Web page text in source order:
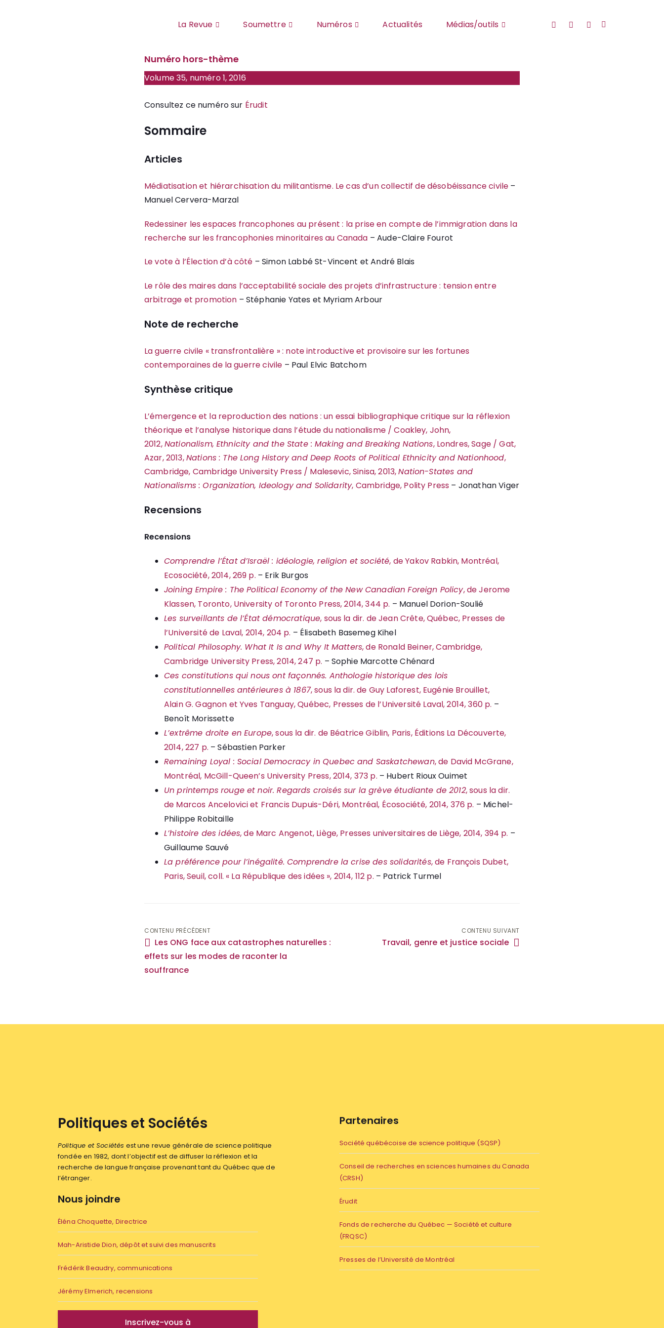
La Revue
Soumettre Numéros Actualités Médias/outils YouTubeTwitterFaceBook
Numéro hors-thème
Volume 35, numéro 1, 2016
Consultez ce numéro sur Érudit
Sommaire
Articles
Médiatisation et hiérarchisation du militantisme. Le cas d’un collectif de désobéissance civile –
Manuel Cervera-Marzal
Redessiner les espaces francophones au présent : la prise en compte de l’immigration dans la
recherche sur les francophonies minoritaires au Canada – Aude-Claire Fourot
Le vote à l’Élection d’à côté – Simon Labbé St-Vincent et André Blais
Le rôle des maires dans l’acceptabilité sociale des projets d’infrastructure : tension entre
arbitrage et promotion – Stéphanie Yates et Myriam Arbour
Note de recherche
La guerre civile « transfrontalière » : note introductive et provisoire sur les fortunes
contemporaines de la guerre civile – Paul Elvic Batchom
Synthèse critique
L’émergence et la reproduction des nations : un essai bibliographique critique sur la réflexion
théorique et l’analyse historique dans l’étude du nationalisme / Coakley, John,
2012,Nationalism, Ethnicity and the State : Making and Breaking Nations, Londres, Sage / Gat,
Azar, 2013,Nations : The Long History and Deep Roots of Political Ethnicity and Nationhood,
Cambridge, Cambridge University Press / Malesevic, Sinisa, 2013,Nation-States and
Nationalisms : Organization, Ideology and Solidarity, Cambridge, Polity Press – Jonathan Viger
Recensions
Recensions
Comprendre l’État d’Israël : idéologie, religion et société, de Yakov Rabkin, Montréal,
Ecosociété, 2014, 269 p. – Erik Burgos
Joining Empire : The Political Economy of the New Canadian Foreign Policy, de Jerome
Klassen, Toronto, University of Toronto Press, 2014, 344 p. – Manuel Dorion-Soulié
Les surveillants de l’État démocratique, sous la dir. de Jean Crête, Québec, Presses de
l’Université de Laval, 2014, 204 p. – Élisabeth Basemeg Kihel
Political Philosophy. What It Is and Why It Matters, de Ronald Beiner, Cambridge,
Cambridge University Press, 2014, 247 p. – Sophie Marcotte Chénard
Ces constitutions qui nous ont façonnés. Anthologie historique des lois
constitutionnelles antérieures à 1867, sous la dir. de Guy Laforest, Eugénie Brouillet,
Alain G. Gagnon et Yves Tanguay, Québec, Presses de l’Université Laval, 2014, 360 p. –
Benoît Morissette
L’extrême droite en Europe, sous la dir. de Béatrice Giblin, Paris, Éditions La Découverte,
2014, 227 p. – Sébastien Parker
Remaining Loyal : Social Democracy in Quebec and Saskatchewan, de David McGrane,
Montréal, McGill-Queen’s University Press, 2014, 373 p. – Hubert Rioux Ouimet
Un printemps rouge et noir. Regards croisés sur la grève étudiante de 2012, sous la dir.
de Marcos Ancelovici et Francis Dupuis-Déri, Montréal, Écosociété, 2014, 376 p. – Michel-
Philippe Robitaille
L’histoire des idées, de Marc Angenot, Liège, Presses universitaires de Liège, 2014, 394 p. –
Guillaume Sauvé
La préférence pour l’inégalité. Comprendre la crise des solidarités, de François Dubet,
Paris, Seuil, coll. « La République des idées », 2014, 112 p. – Patrick Turmel
Navigation
de
l'article
CONTENU PRÉCÉDENT
Les ONG face aux catastrophes naturelles :
effets sur les modes de raconter la
souffrance
CONTENU SUIVANT
Travail, genre et justice sociale
Politiques et Sociétés
Politique et Sociétés est une revue générale de science politique
fondée en 1982, dont l’objectif est de diffuser la réflexion et la
recherche de langue française provenant tant du Québec que de
l’étranger.
Nous joindre
Éléna Choquette, Directrice
Mah-Aristide Dion, dépôt et suivi des manuscrits
Frédérik Beaudry, communications
Jérémy Elmerich, recensions
Inscrivez-vous à
Partenaires
Société québécoise de science politique (SQSP)
Conseil de recherches en sciences humaines du Canada
(CRSH)
Érudit
Fonds de recherche du Québec — Société et culture
(FRQSC)
Presses de l’Université de Montréal